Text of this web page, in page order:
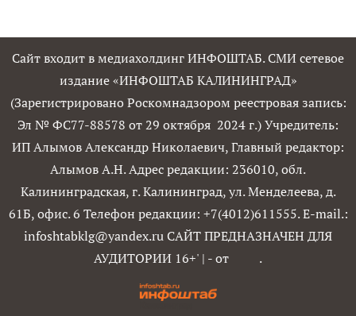
Сайт входит в медиахолдинг ИНФОШТАБ. СМИ сетевое
издание «ИНФОШТАБ КАЛИНИНГРАД»
(Зарегистрировано Роскомнадзором реестровая запись:
Эл № ФС77-88578 от 29 октября 2024 г.) Учредитель:
ИП Алымов Александр Николаевич, Главный редактор:
Алымов А.Н. Адрес редакции: 236010, обл.
Калининградская, г. Калининград, ул. Менделеева, д.
61Б, офис. 6 Телефон редакции: +7(4012)611555. E-mail.:
infoshtabklg@yandex.ru САЙТ ПРЕДНАЗНАЧЕН ДЛЯ
АУДИТОРИИ 16+' | - от .